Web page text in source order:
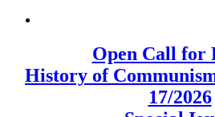
Open Call for
History of
17/2026